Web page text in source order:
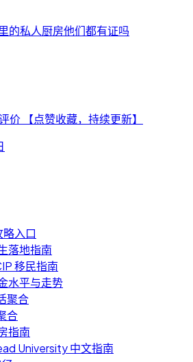
的私人厨房他们都有证吗
价 【点赞收藏，持续更新】
略入口
落地指南
移民指南
水平与走势
聚合
合
指南
University 中文指南